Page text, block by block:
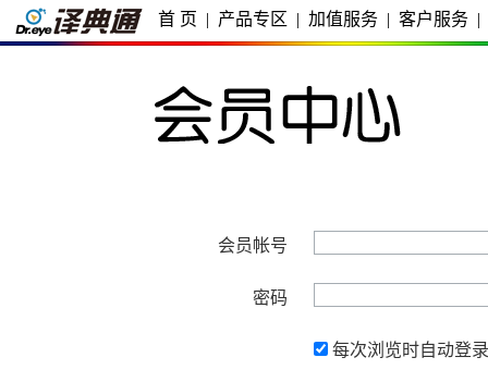
首 页 | 产品专区 | 加值服务 | 客户服务 |
会员帐号
密码
每次浏览时自动登录